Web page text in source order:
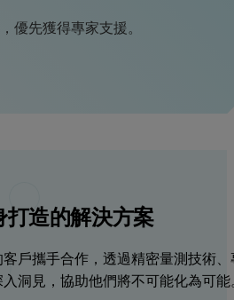
優先獲得專家支援。
打造的解決方案
戶攜手合作，透過精密量測技術、
洞見，協助他們將不可能化為可能